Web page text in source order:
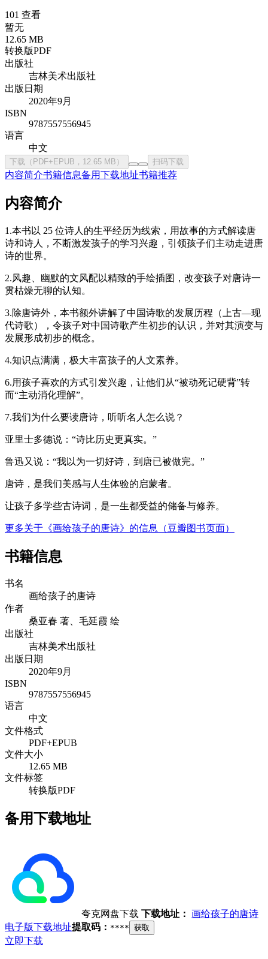
101 查看
暂无
12.65 MB
转换版PDF
出版社
吉林美术出版社
出版日期
2020年9月
ISBN
9787557556945
语言
中文
下载（PDF+EPUB，12.65 MB） 扫码下载
内容简介书籍信息备用下载地址书籍推荐
内容简介
1.本书以 25 位诗人的生平经历为线索，用故事的方式解读唐
诗和诗人，不断激发孩子的学习兴趣，引领孩子们主动走进唐
诗的世界。
2.风趣、幽默的文风配以精致的手绘插图，改变孩子对唐诗一
贯枯燥无聊的认知。
3.除唐诗外，本书额外讲解了中国诗歌的发展历程（上古—现
代诗歌），令孩子对中国诗歌产生初步的认识，并对其演变与
发展形成初步的概念。
4.知识点满满，极大丰富孩子的人文素养。
6.用孩子喜欢的方式引发兴趣，让他们从“被动死记硬背”转
而“主动消化理解”。
7.我们为什么要读唐诗，听听名人怎么说？
亚里士多德说：“诗比历史更真实。”
鲁迅又说：“我以为一切好诗，到唐已被做完。”
唐诗，是我们美感与人生体验的启蒙者。
让孩子多学些古诗词，是一生都受益的储备与修养。
更多关于《画给孩子的唐诗》的信息（豆瓣图书页面）
书籍信息
书名
画给孩子的唐诗
作者
桑亚春 著、毛延霞 绘
出版社
吉林美术出版社
出版日期
2020年9月
ISBN
9787557556945
语言
中文
文件格式
PDF+EPUB
文件大小
12.65 MB
文件标签
转换版PDF
备用下载地址
夸克网盘下载 下载地址： 画给孩子的唐诗
电子版下载地址提取码： **** 获取
立即下载